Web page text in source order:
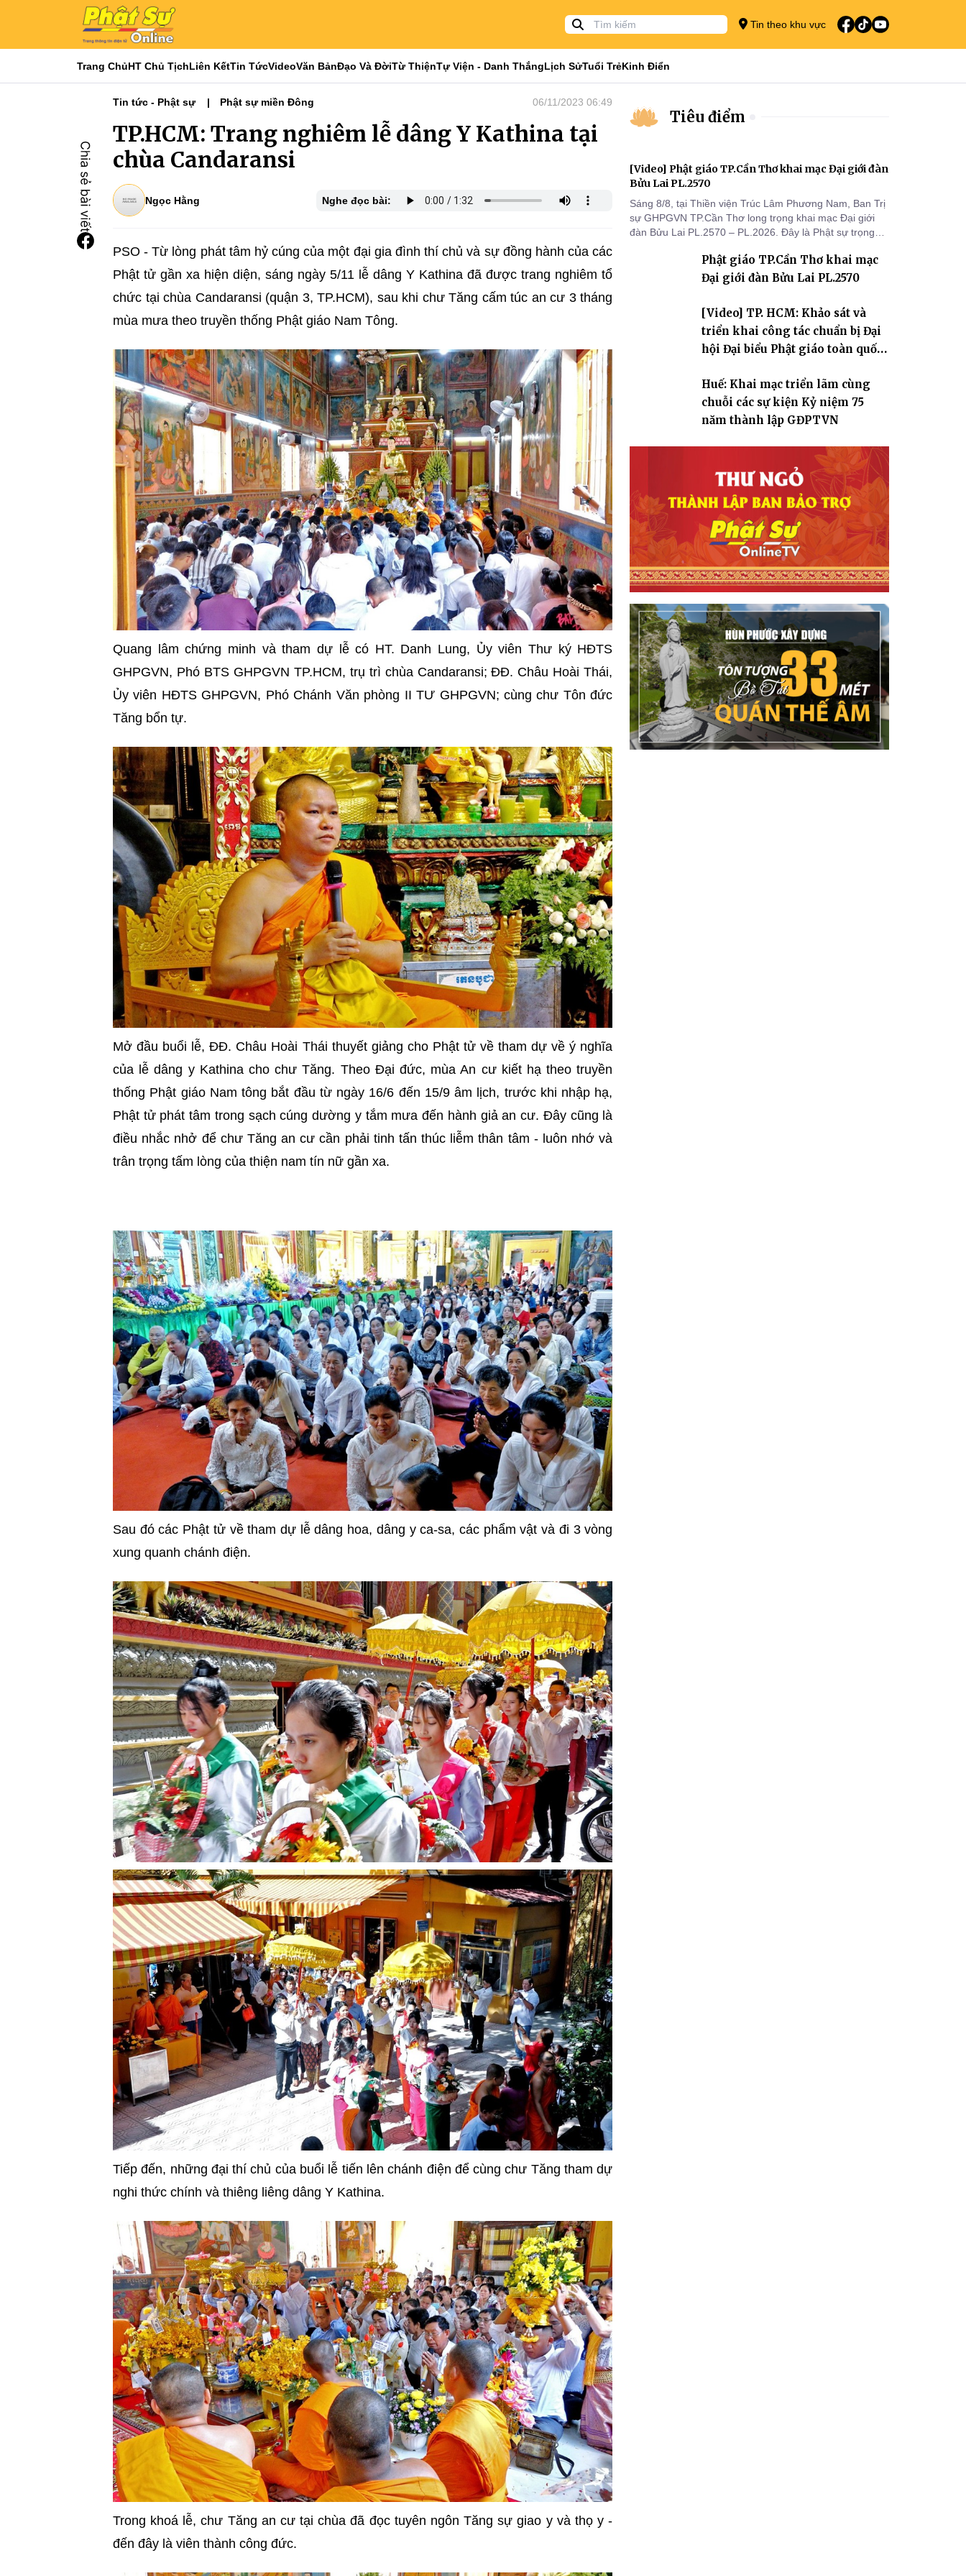
Tin theo khu vực
Trang ChủHT Chủ TịchLiên KếtTin TứcVideoVăn BảnĐạo Và ĐờiTừ ThiệnTự Viện - Danh ThắngLịch SửTuổi TrẻKinh Điển
Tin tức - Phật sự Phật sự miền Đông 06/11/2023 06:49
TP.HCM: Trang nghiêm lễ dâng Y Kathina tại
chùa Candaransi
Ngọc Hằng Nghe đọc bài:
PSO - Từ lòng phát tâm hỷ cúng của một đại gia đình thí chủ và sự đồng hành của các
Phật tử gần xa hiện diện, sáng ngày 5/11 lễ dâng Y Kathina đã được trang nghiêm tổ
chức tại chùa Candaransi (quận 3, TP.HCM), sau khi chư Tăng cấm túc an cư 3 tháng
mùa mưa theo truyền thống Phật giáo Nam Tông.
Quang lâm chứng minh và tham dự lễ có HT. Danh Lung, Ủy viên Thư ký HĐTS
GHPGVN, Phó BTS GHPGVN TP.HCM, trụ trì chùa Candaransi; ĐĐ. Châu Hoài Thái,
Ủy viên HĐTS GHPGVN, Phó Chánh Văn phòng II TƯ GHPGVN; cùng chư Tôn đức
Tăng bổn tự.
Mở đầu buổi lễ, ĐĐ. Châu Hoài Thái thuyết giảng cho Phật tử về tham dự về ý nghĩa
của lễ dâng y Kathina cho chư Tăng. Theo Đại đức, mùa An cư kiết hạ theo truyền
thống Phật giáo Nam tông bắt đầu từ ngày 16/6 đến 15/9 âm lịch, trước khi nhập hạ,
Phật tử phát tâm trong sạch cúng dường y tắm mưa đến hành giả an cư. Đây cũng là
điều nhắc nhở để chư Tăng an cư cần phải tinh tấn thúc liễm thân tâm - luôn nhớ và
trân trọng tấm lòng của thiện nam tín nữ gần xa.
Sau đó các Phật tử về tham dự lễ dâng hoa, dâng y ca-sa, các phẩm vật và đi 3 vòng
xung quanh chánh điện.
Tiếp đến, những đại thí chủ của buổi lễ tiến lên chánh điện để cùng chư Tăng tham dự
nghi thức chính và thiêng liêng dâng Y Kathina.
Trong khoá lễ, chư Tăng an cư tại chùa đã đọc tuyên ngôn Tăng sự giao y và thọ y -
đến đây là viên thành công đức.
Tiêu điểm
[Video] Phật giáo TP.Cần Thơ khai mạc Đại giới đàn
Bửu Lai PL.2570
Sáng 8/8, tại Thiền viện Trúc Lâm Phương Nam, Ban Trị
sự GHPGVN TP.Cần Thơ long trọng khai mạc Đại giới
đàn Bửu Lai PL.2570 – PL.2026. Đây là Phật sự trọng
của Đại hội Phật giáo thành phố lần thứ I, thể hiện sự
quan tâm đối với công tác truyền giới, đào tạo Tăng tài
Phật giáo TP.Cần Thơ khai mạc
Đại giới đàn Bửu Lai PL.2570
[Video] TP. HCM: Khảo sát và
triển khai công tác chuẩn bị Đại
hội Đại biểu Phật giáo toàn quốc
Huế: Khai mạc triển lãm cùng
chuỗi các sự kiện Kỷ niệm 75
năm thành lập GĐPTVN